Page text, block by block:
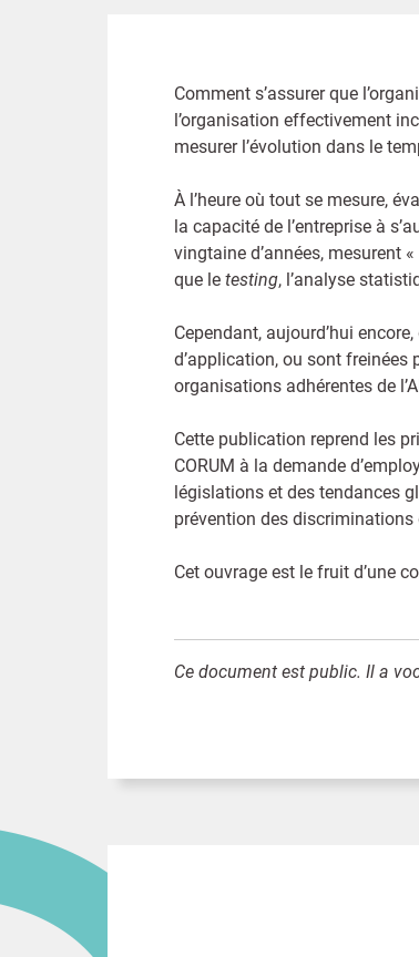
Comment s’assurer que
l’organisation effectivement
mesurer l’évolution dans le
À l’heure où tout se mesure,
la capacité de l’entreprise à
vingtaine d’années, mesurent
que le testing, l’analyse
Cependant, aujourd’hui
d’application, ou sont freinées
organisations adhérentes de
Cette publication reprend les
CORUM à la demande
législations et des tendances
prévention des
Cet ouvrage est le fruit d’une
Ce document est public. Il a